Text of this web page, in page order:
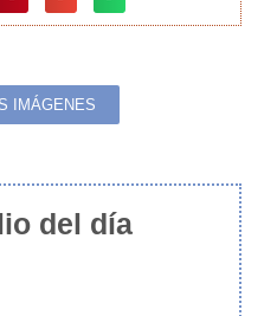
IMÁGENES
del día